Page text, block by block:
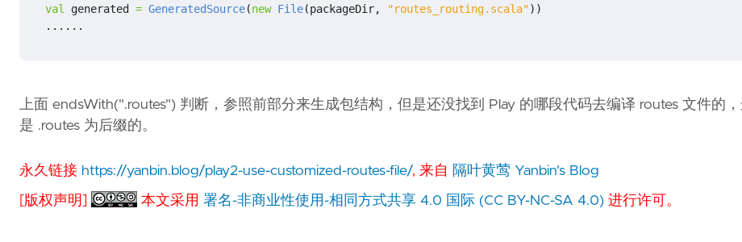
val
generated = GeneratedSource(new File(packageDir, "routes_routing.scala"))
......
上面 endsWith(".routes") 判断，参照前部分来生成包结构，但是还没找到 Play 的哪段代码去编译 routes 文件的
是 .routes 为后缀的。
永久链接 https://yanbin.blog/play2-use-customized-routes-file/, 来自 隔叶黄莺 Yanbin's Blog
[版权声明] 本文采用署名-非商业性使用-相同方式共享 4.0 国际 (CC BY-NC-SA 4.0) 进行许可。